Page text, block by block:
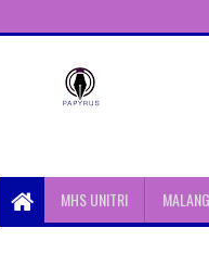
Unit Aktivitas Pers Mahasiswa
Papyrus UnitriMHS UNITRI MALANG